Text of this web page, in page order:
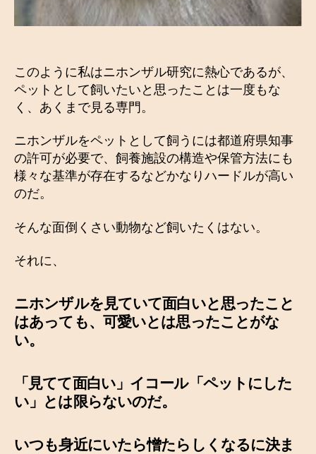
このように私はニホンザル研究に熱心であるが、
ペットとして飼いたいと思ったことは一度もな
く、あくまで見る専門。
ニホンザルをペットとして飼うには都道府県知事
の許可が必要で、飼養施設の構造や保管方法にも
様々な基準が存在するなどかなりハードルが高い
のだ。
そんな面倒くさい動物など飼いたくはない。
それに、
ニホンザルを見ていて面白いと思ったこと
はあっても、可愛いとは思ったことがな
い。
「見てて面白い」イコール「ペットにした
い」とは限らないのだ。
いつも身近にいたら憎たらしくなるに決ま